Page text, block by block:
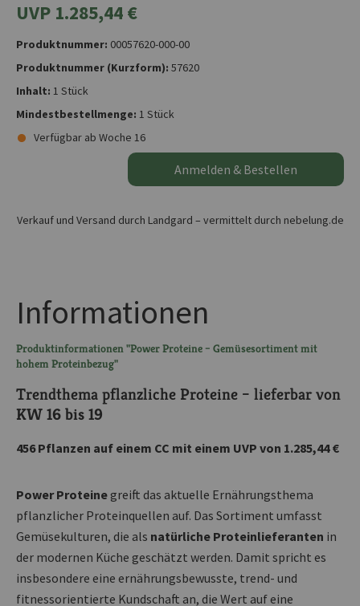
UVP 1.285,44 €
Produktnummer: 00057620-000-00
Produktnummer (Kurzform): 57620
Inhalt: 1 Stück
Mindestbestellmenge: 1 Stück
Verfügbar ab Woche 16
Anmelden & Bestellen
Verkauf und Versand durch Landgard – vermittelt durch nebelung.de
Informationen
Produktinformationen "Power Proteine – Gemüsesortiment mit
hohem Proteinbezug"
Trendthema pflanzliche Proteine – lieferbar von
KW 16 bis 19
456 Pflanzen auf einem CC mit einem UVP von 1.285,44 €
Power Proteinegreift das aktuelle Ernährungsthema
pflanzlicher Proteinquellen auf. Das Sortiment umfasst
Gemüsekulturen, die als natürliche Proteinlieferanten in
der modernen Küche geschätzt werden. Damit spricht es
insbesondere eine ernährungsbewusste, trend- und
fitnessorientierte Kundschaft an, die Wert auf eine